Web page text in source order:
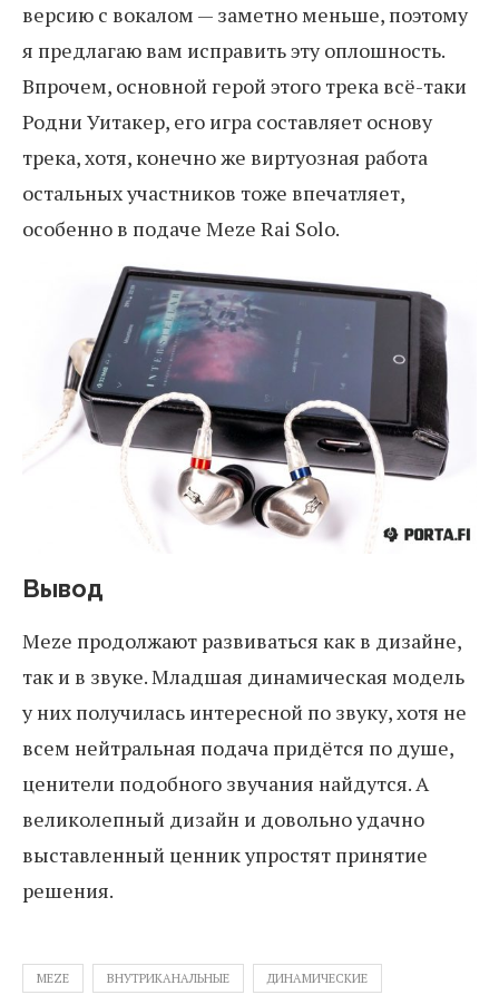
версию с вокалом — заметно меньше, поэтому
я предлагаю вам исправить эту оплошность.
Впрочем, основной герой этого трека всё-таки
Родни Уитакер, его игра составляет основу
трека, хотя, конечно же виртуозная работа
остальных участников тоже впечатляет,
особенно в подаче Meze Rai Solo.
Вывод
Meze продолжают развиваться как в дизайне,
так и в звуке. Младшая динамическая модель
у них получилась интересной по звуку, хотя не
всем нейтральная подача придётся по душе,
ценители подобного звучания найдутся. А
великолепный дизайн и довольно удачно
выставленный ценник упростят принятие
решения.
MEZE ВНУТРИКАНАЛЬНЫЕ ДИНАМИЧЕСКИЕ